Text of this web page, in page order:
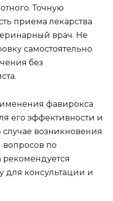
Точную
приема лекарства
врач. Не
самостоятельно
без
фавирокса
его эффективности и
возникновения
по
для консультации и